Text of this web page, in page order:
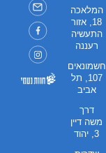
המלאכה
18, אזור
התעשיה
רעננה
חשמונאים
107, תל
אביב
דרך
משה דיין
3, יהוד